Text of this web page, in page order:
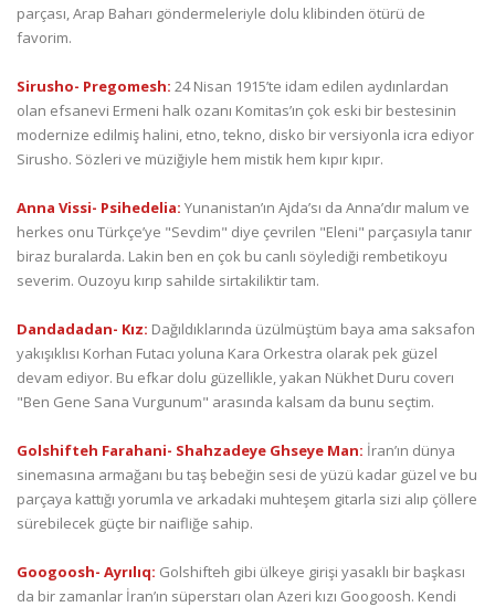
parçası, Arap Baharı göndermeleriyle dolu klibinden ötürü de
favorim.
Sirusho- Pregomesh: 24 Nisan 1915’te idam edilen aydınlardan
olan efsanevi Ermeni halk ozanı Komitas’ın çok eski bir bestesinin
modernize edilmiş halini, etno, tekno, disko bir versiyonla icra ediyor
Sirusho. Sözleri ve müziğiyle hem mistik hem kıpır kıpır.
Anna Vissi- Psihedelia: Yunanistan’ın Ajda’sı da Anna’dır malum ve
herkes onu Türkçe’ye "Sevdim" diye çevrilen "Eleni" parçasıyla tanır
biraz buralarda. Lakin ben en çok bu canlı söylediği rembetikoyu
severim. Ouzoyu kırıp sahilde sirtakiliktir tam.
Dandadadan- Kız: Dağıldıklarında üzülmüştüm baya ama saksafon
yakışıklısı Korhan Futacı yoluna Kara Orkestra olarak pek güzel
devam ediyor. Bu efkar dolu güzellikle, yakan Nükhet Duru coverı
"Ben Gene Sana Vurgunum" arasında kalsam da bunu seçtim.
Golshifteh Farahani- Shahzadeye Ghseye Man: İran’ın dünya
sinemasına armağanı bu taş bebeğin sesi de yüzü kadar güzel ve bu
parçaya kattığı yorumla ve arkadaki muhteşem gitarla sizi alıp çöllere
sürebilecek güçte bir naifliğe sahip.
Googoosh- Ayrılıq: Golshifteh gibi ülkeye girişi yasaklı bir başkası
da bir zamanlar İran’ın süperstarı olan Azeri kızı Googoosh. Kendi